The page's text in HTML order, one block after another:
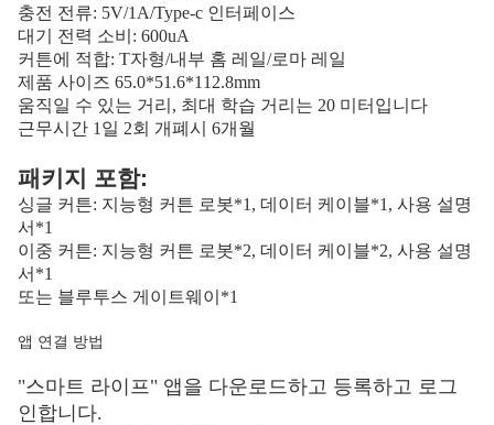
충전 전류: 5V/1A/Type-c 인터페이스
대기 전력 소비: 600uA
커튼에 적합: T자형/내부 홈 레일/로마 레일
제품 사이즈 65.0*51.6*112.8mm
움직일 수 있는 거리, 최대 학습 거리는 20 미터입니다
근무시간 1일 2회 개폐시 6개월
패키지 포함:
싱글 커튼: 지능형 커튼 로봇*1, 데이터 케이블*1, 사용 설명
서*1
이중 커튼: 지능형 커튼 로봇*2, 데이터 케이블*2, 사용 설명
서*1
또는 블루투스 게이트웨이*1
앱 연결 방법
"스마트 라이프" 앱을 다운로드하고 등록하고 로그
인합니다.